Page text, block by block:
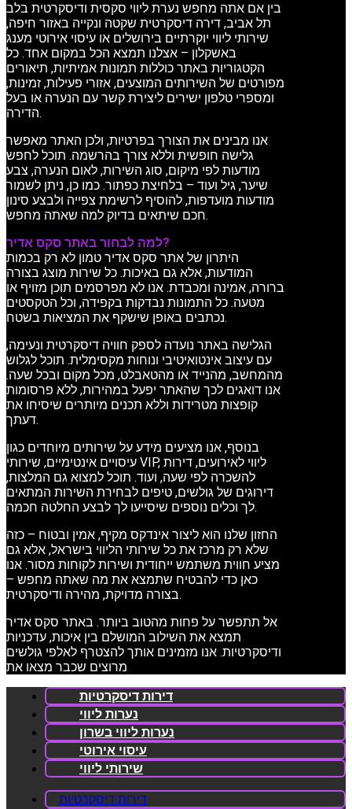
בין אם אתה מחפש נערת ליווי סקסית ודיסקרטית בלב
תל אביב, דירה דיסקרטית שקטה ונקייה באזור חיפה,
שירותי ליווי יוקרתיים בירושלים או עיסוי אירוטי מענג
באשקלון – אצלנו תמצא הכל במקום אחד. כל
הקטגוריות באתר כוללות תמונות אמיתיות, תיאורים
מפורטים של השירותים המוצעים, אזורי פעילות, זמינות,
ומספרי טלפון ישירים ליצירת קשר עם הנערה או בעל
הדירה.
אנו מבינים את הצורך בפרטיות, ולכן האתר מאפשר
גלישה חופשית וללא צורך בהרשמה. תוכל לחפש
מודעות לפי מיקום, סוג השירות, לאום הנערה, צבע
שיער, גיל ועוד – בלחיצת כפתור. כמו כן, ניתן לשמור
מודעות מועדפות, להוסיף לרשימת צפייה ולבצע סינון
חכם שיתאים בדיוק למה שאתה מחפש.
למה לבחור באתר סקס אדיר?
היתרון של אתר סקס אדיר טמון לא רק בכמות
המודעות, אלא גם באיכות. כל שירות מוצג בצורה
ברורה, אמינה ומכבדת. אנו לא מפרסמים תוכן מזויף או
מטעה. כל התמונות נבדקות בקפידה, וכל הטקסטים
נכתבים באופן שישקף את המציאות בשטח.
הגלישה באתר נועדה לספק חוויה דיסקרטית ונעימה,
עם עיצוב אינטואיטיבי ונוחות מקסימלית. תוכל לגלוש
מהמחשב, מהנייד או מהטאבלט, מכל מקום ובכל שעה.
אנו דואגים לכך שהאתר יפעל במהירות, ללא פרסומות
קופצות מטרידות וללא תכנים מיותרים שיסיחו את
דעתך.
בנוסף, אנו מציעים מידע על שירותים מיוחדים כגון
עיסויים אינטימיים, שירותי VIP, ליווי לאירועים, דירות
להשכרה לפי שעה, ועוד. תוכל למצוא גם המלצות,
דירוגים של גולשים, טיפים לבחירת השירות המתאים
לך וכלים נוספים שיסייעו לך לבצע החלטה חכמה.
החזון שלנו הוא ליצור אינדקס מקיף, אמין ובטוח – כזה
שלא רק מרכז את כל שירותי הליווי בישראל, אלא גם
מציע חווית משתמש ייחודית ושירות לקוחות מסור. אנו
כאן כדי להבטיח שתמצא את מה שאתה מחפש –
בצורה מדויקת, מהירה ודיסקרטית.
אל תתפשר על פחות מהטוב ביותר. באתר סקס אדיר
תמצא את השילוב המושלם בין איכות, עדכניות
ודיסקרטיות. אנו מזמינים אותך להצטרף לאלפי גולשים
מרוצים שכבר מצאו את
דירות דיסקרטיות
נערות ליווי
נערות ליווי בשרון
עיסוי אירוטי
שירותי ליווי
דירות דיסקרטיות